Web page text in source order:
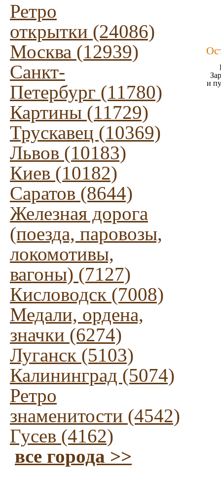
Ретро
открытки (24086)
Москва (12939)
Санкт-
Петербург (11780)
Картины (11729)
Трускавец (10369)
Львов (10183)
Киев (10182)
Саратов (8644)
Железная дорога
(поезда, паровозы,
локомотивы,
вагоны) (7127)
Кисловодск (7008)
Медали, ордена,
значки (6274)
Луганск (5103)
Калининград (5074)
Ретро
знаменитости (4542)
Гусев (4162)
все города >>
и